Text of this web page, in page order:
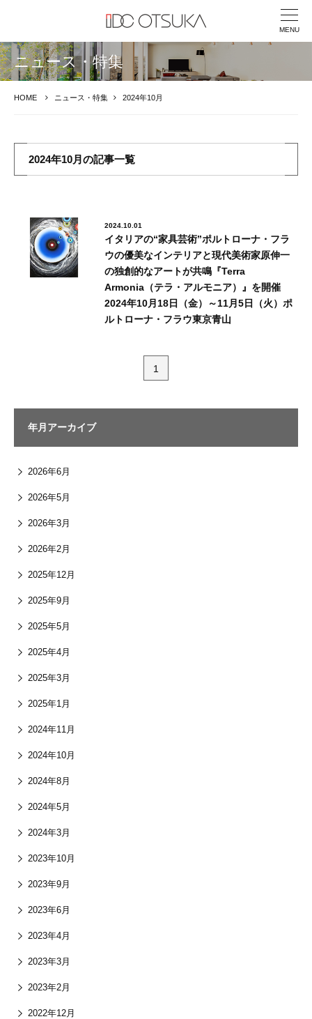
MENU
ニュース・特集
HOME ニュース・特集 2024年10月
2024年10月の記事一覧
2024.10.01
イタリアの“家具芸術”ポルトローナ・フラ
ウの優美なインテリアと現代美術家原伸一
の独創的なアートが共鳴『Terra
Armonia（テラ・アルモニア）』を開催
2024年10月18⽇（⾦）～11月5⽇（⽕）ポ
ルトローナ・フラウ東京⻘⼭
1
年月アーカイブ
2026年6月
2026年5月
2026年3月
2026年2月
2025年12月
2025年9月
2025年5月
2025年4月
2025年3月
2025年1月
2024年11月
2024年10月
2024年8月
2024年5月
2024年3月
2023年10月
2023年9月
2023年6月
2023年4月
2023年3月
2023年2月
2022年12月